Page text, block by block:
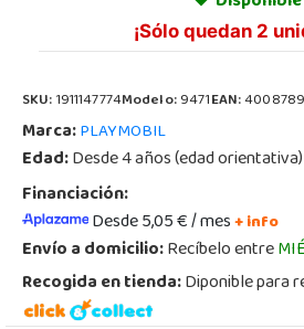
¡Sólo quedan 2
SKU:1911147774Modelo:9471EAN:
Marca:PLAYMOBIL
Edad:Desde 4 años (edad orientativa)
Financiación:
Desde 5,05 € / mes+ info
Envío a domicilio:Recíbelo entre
Recogida en tienda:Diponible para